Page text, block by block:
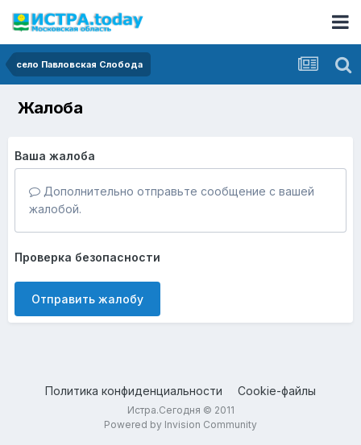
село Павловская Слобода
Жалоба
Ваша жалоба
Дополнительно отправьте сообщение с вашей
жалобой.
Проверка безопасности
Отправить жалобу
Политика конфиденциальности Cookie-файлы
Истра.Сегодня © 2011
Powered by Invision Community